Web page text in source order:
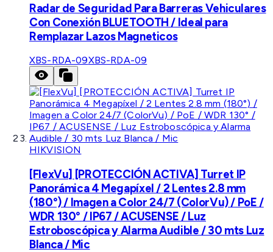
Radar de Seguridad Para Barreras Vehiculares
Con Conexión BLUETOOTH / Ideal para
Remplazar Lazos Magneticos
XBS-RDA-09XBS-RDA-09
HIKVISION
[FlexVu] [PROTECCIÓN ACTIVA] Turret IP
Panorámica 4 Megapíxel / 2 Lentes 2.8 mm
(180°) / Imagen a Color 24/7 (ColorVu) / PoE /
WDR 130° / IP67 / ACUSENSE / Luz
Estroboscópica y Alarma Audible / 30 mts Luz
Blanca / Mic